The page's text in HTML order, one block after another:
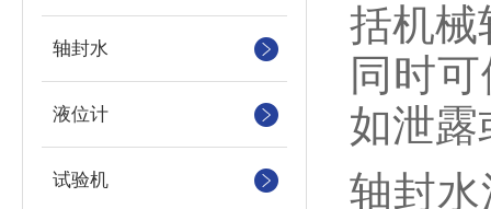
轴封水
液位计
试验机
括机械
同时
如泄露
轴封